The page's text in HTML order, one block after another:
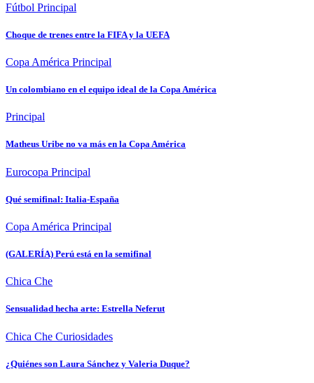
Fútbol Principal
Choque de trenes entre la FIFA y la UEFA
Copa América Principal
Un colombiano en el equipo ideal de la Copa América
Principal
Matheus Uribe no va más en la Copa América
Eurocopa Principal
Qué semifinal: Italia-España
Copa América Principal
(GALERÍA) Perú está en la semifinal
Chica Che
Sensualidad hecha arte: Estrella Neferut
Chica Che Curiosidades
¿Quiénes son Laura Sánchez y Valeria Duque?